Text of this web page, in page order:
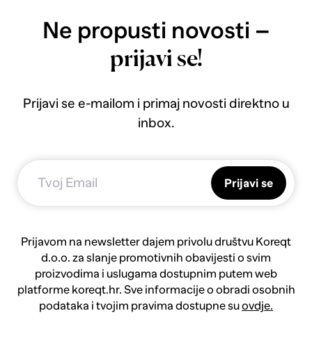
Ne propusti novosti –
prijavi se!
Prijavi se e-mailom i primaj novosti direktno u
inbox.
Prijavi se
Prijavom na newsletter dajem privolu društvu Koreqt
d.o.o. za slanje promotivnih obavijesti o svim
proizvodima i uslugama dostupnim putem web
platforme koreqt.hr. Sve informacije o obradi osobnih
podataka i tvojim pravima dostupne suovdje.